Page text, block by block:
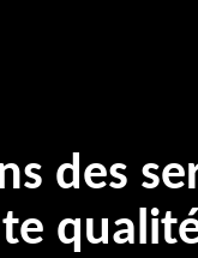
des